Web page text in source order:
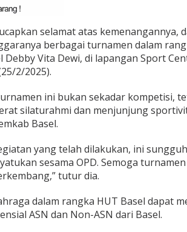
selamat atas kemenangannya,
berbagai turnamen dalam
Debby Vita Dewi, di lapangan Sport
2/2025).
ini bukan sekadar kompetisi,
silaturahmi dan menjunjung
Basel.
yang telah dilakukan, ini
sesama OPD. Semoga
tutur dia.
dalam rangka HUT Basel dapat
ASN dan Non-ASN dari Basel.